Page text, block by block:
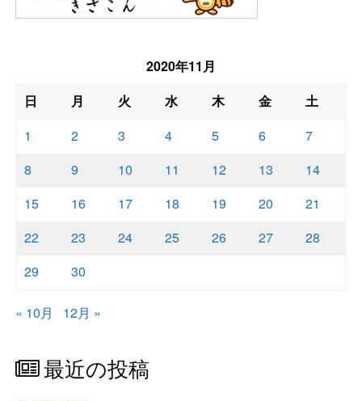
2020年11月
日
月 火 水 木 金
土
1
2 3 4 5 6
7
8
9 10 11 12 13
14
15
16 17 18 19 20
21
22
23 24 25 26 27
28
29
30
« 10月 12月 »
最近の投稿